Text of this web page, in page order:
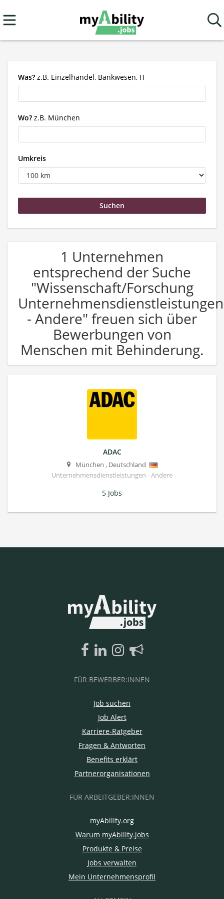
Was? z.B. Einzelhandel, Bankwesen, IT
Wo? z.B. München
Umkreis
1 Unternehmen
entsprechend der Suche
"Wissenschaft/Forschung
Unternehmensdienstleistungen
- Andere" freuen sich über
Bewerbungen von
Menschen mit Behinderung.
ADAC
München , Deutschland
Unternehmensdienstleistungen - Andere
5 Jobs
FÜR BEWERBER:INNEN
Job suchen
Job Alert
Karriere-Ratgeber
Fragen & Antworten
Benefits erklärt
Partnerorganisationen
FÜR ARBEITGEBER:INNEN
myAbility.org
Warum myAbility.jobs
Produkte & Preise
Jobs verwalten
Mein Unternehmensprofil